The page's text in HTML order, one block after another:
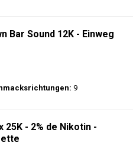
Bar Sound 12K - Einweg
9
25K - 2% de Nikotin -